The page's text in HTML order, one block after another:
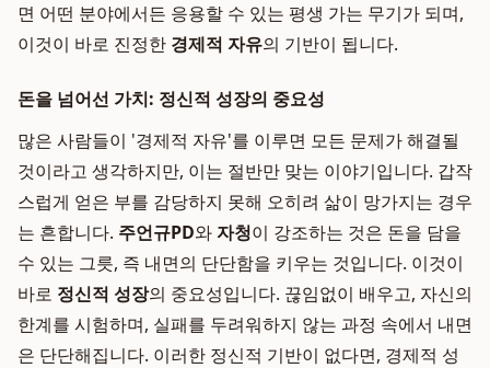
면 어떤 분야에서든 응용할 수 있는 평생 가는 무기가 되며,
이것이 바로 진정한 경제적 자유의 기반이 됩니다.
돈을 넘어선 가치: 정신적 성장의 중요성
많은 사람들이 '경제적 자유'를 이루면 모든 문제가 해결될
것이라고 생각하지만, 이는 절반만 맞는 이야기입니다. 갑작
스럽게 얻은 부를 감당하지 못해 오히려 삶이 망가지는 경우
는 흔합니다. 주언규PD와자청이 강조하는 것은 돈을 담을
수 있는 그릇, 즉 내면의 단단함을 키우는 것입니다. 이것이
바로 정신적 성장의 중요성입니다. 끊임없이 배우고, 자신의
한계를 시험하며, 실패를 두려워하지 않는 과정 속에서 내면
은 단단해집니다. 이러한 정신적 기반이 없다면, 경제적 성